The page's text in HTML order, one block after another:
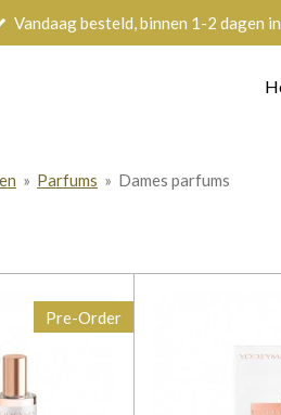
Vandaag besteld, binnen 1-2 dagen
» Parfums » Dames parfums
Pre-Order